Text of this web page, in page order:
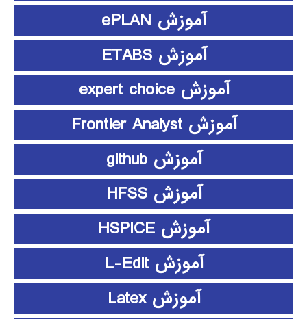
آموزش ePLAN
آموزش ETABS
آموزش expert choice
آموزش Frontier Analyst
آموزش github
آموزش HFSS
آموزش HSPICE
آموزش L-Edit
آموزش Latex